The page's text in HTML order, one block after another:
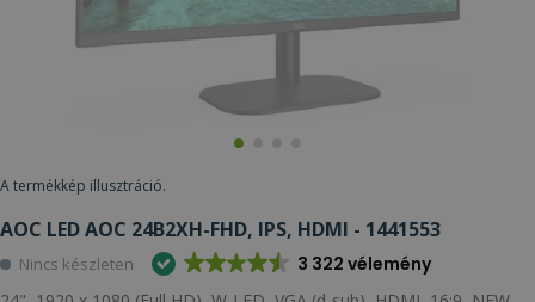
A termékkép illusztráció.
AOC LED AOC 24B2XH-FHD, IPS, HDMI - 1441553
Nincs készleten 3 322 vélemény